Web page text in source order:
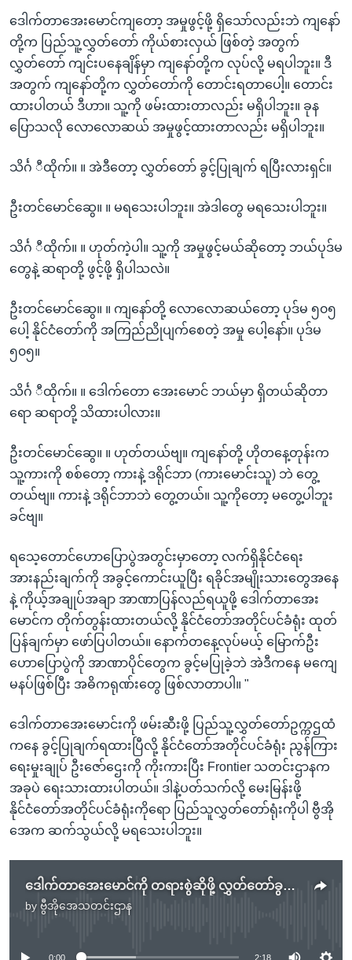
ဒေါက်တာအေးမောင်ကျတော့ အမှုဖွင့်ဖို့ ရှိသော်လည်းဘဲ ကျနော်
တို့က ပြည်သူ့လွှတ်တော် ကိုယ်စားလှယ် ဖြစ်တဲ့ အတွက်
လွှတ်တော် ကျင်းပနေချိန်မှာ ကျနော်တို့က လုပ်လို့ မရပါဘူး။ ဒီ
အတွက် ကျနော်တို့က လွှတ်တော်ကို တောင်းရတာပေါ့။ တောင်း
ထားပါတယ် ဒီဟာ။ သူ့ကို ဖမ်းထားတာလည်း မရှိပါဘူး။ ခုန
ပြောသလို လောလောဆယ် အမှုဖွင့်ထားတာလည်း မရှိပါဘူး။
သိင်္ဂ ီထိုက်။ ။ အဲဒီတော့ လွှတ်တော် ခွင့်ပြုချက် ရပြီးလားရှင်။
ဦးတင်မောင်ဆွေ။ ။ မရသေးပါဘူး။ အဲဒါတွေ မရသေးပါဘူး။
သိင်္ဂ ီထိုက်။ ။ ဟုတ်ကဲ့ပါ။ သူ့ကို အမှုဖွင့်မယ်ဆိုတော့ ဘယ်ပုဒ်မ
တွေနဲ့ ဆရာတို့ ဖွင့်ဖို့ ရှိပါသလဲ။
ဦးတင်မောင်ဆွေ။ ။ ကျနော်တို့ လောလောဆယ်တော့ ပုဒ်မ ၅၀၅
ပေါ့ နိုင်ငံတော်ကို အကြည်ညိုပျက်စေတဲ့ အမှု ပေါ့နော်။ ပုဒ်မ
၅၀၅။
သိင်္ဂ ီထိုက်။ ။ ဒေါက်တော အေးမောင် ဘယ်မှာ ရှိတယ်ဆိုတာ
ရော ဆရာတို့ သိထားပါလား။
ဦးတင်မောင်ဆွေ။ ။ ဟုတ်တယ်ဗျ။ ကျနော်တို့ ဟိုတနေ့တုန်းက
သူ့ကားကို စစ်တော့ ကားနဲ့ ဒရိုင်ဘာ (ကားမောင်းသူ) ဘဲ တွေ့
တယ်ဗျ။ ကားနဲ့ ဒရိုင်ဘာဘဲ တွေ့တယ်။ သူ့ကိုတော့ မတွေ့ပါဘူး
ခင်ဗျ။
ရသေ့တောင်ဟောပြောပွဲအတွင်းမှာတော့ လက်ရှိနိုင်ငံရေး
အားနည်းချက်ကို အခွင့်ကောင်းယူပြီး ရခိုင်အမျိုးသားတွေအနေ
နဲ့ ကိုယ့်အချုပ်အချာ အာဏာပြန်လည်ရယူဖို့ ဒေါက်တာအေး
မောင်က တိုက်တွန်းထားတယ်လို့ နိုင်ငံတော်အတိုင်ပင်ခံရုံး ထုတ်
ပြန်ချက်မှာ ဖော်ပြပါတယ်။ နောက်တနေ့လုပ်မယ့် မြောက်ဦး
ဟောပြောပွဲကို အာဏာပိုင်တွေက ခွင့်မပြုခဲ့ဘဲ အဲဒီကနေ မကျေ
မနပ်ဖြစ်ပြီး အဓိကရုဏ်းတွေ ဖြစ်လာတာပါ။ "
ဒေါက်တာအေးမောင်းကို ဖမ်းဆီးဖို့ ပြည်သူ့လွှတ်တော်ဥက္ကဌထံ
ကနေ ခွင့်ပြုချက်ရထားပြီလို့ နိုင်ငံတော်အတိုင်ပင်ခံရုံး ညွန်ကြား
ရေးမှုးချုပ် ဦးဇော်ဌေးကို ကိုးကားပြီး Frontier သတင်းဌာနက
အခုပဲ ရေးသားထားပါတယ်။ ဒါနဲ့ပတ်သက်လို့ မေးမြန်းဖို့
နိုင်ငံတော်အတိုင်ပင်ခံရုံးကိုရော ပြည်သူလွှတ်တော်ရုံးကိုပါ ဗွီအို
အေက ဆက်သွယ်လို့ မရသေးပါဘူး။
ဒေါက်တာအေးမောင်ကို တရားစွဲဆိုဖို့ လွှတ်တော်ခွင့်ပြုချက် တောင်းခံထား
by ဗွီအိုအေသတင်းဌာန
No media source currently available
0:00 2:18